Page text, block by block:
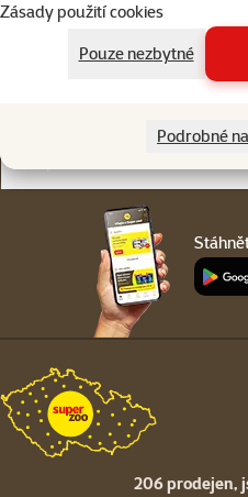
Zásady použití cookies
Pouze nezbytné
Podrobné
Online chat
206 prodejen,